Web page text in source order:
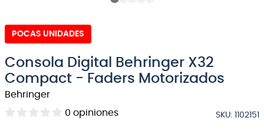
POCAS UNIDADES
Consola Digital Behringer X32
Compact - Faders Motorizados
Behringer
0 opiniones SKU: 1102151
5.
amplificador
6.
guitarra
7.
teclado
8.
bateria